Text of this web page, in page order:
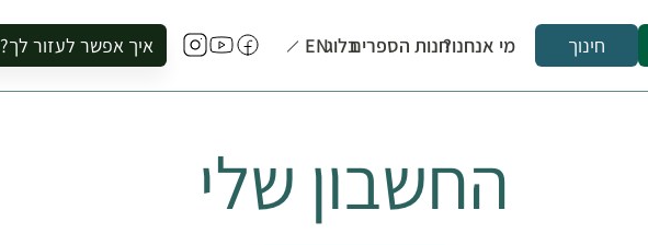
חינוך מי אנחנו?חנות הספריםבלוגEN איך אפשר לעזור לך?
להזמין סיור לקבוצה
החשבון שלי